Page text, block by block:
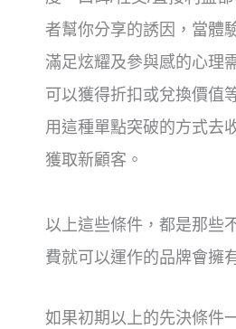
者幫你分享的誘因，當體
滿足炫耀及參與感的心理
可以獲得折扣或兌換價值
用這種單點突破的方式去
獲取新顧客。
以上這些條件，都是那些
費就可以運作的品牌會擁
如果初期以上的先決條件